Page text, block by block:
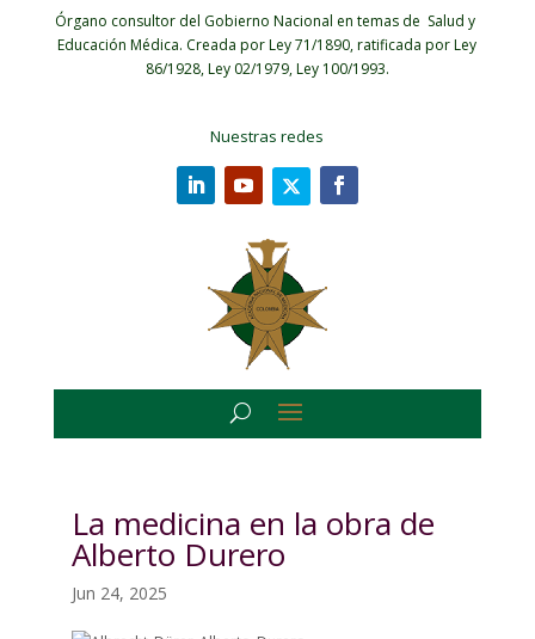
Órgano consultor del Gobierno Nacional en temas de Salud y
Educación Médica. Creada por Ley 71/1890, ratificada por Ley
86/1928, Ley 02/1979, Ley 100/1993.
Nuestras redes
La medicina en la obra de
Alberto Durero
Jun 24, 2025